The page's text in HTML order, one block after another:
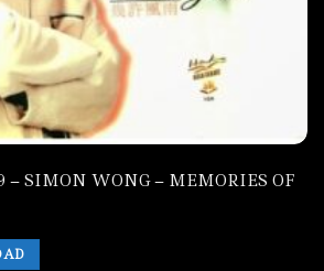
– SIMON WONG – MEMORIES OF